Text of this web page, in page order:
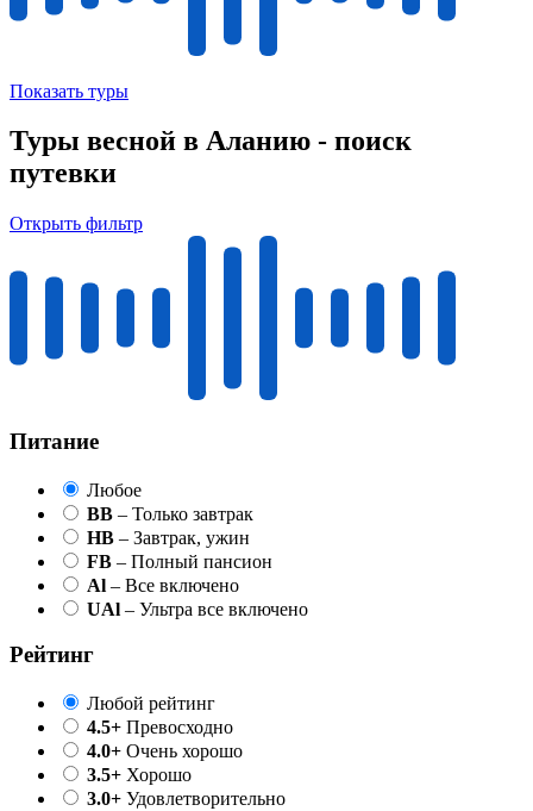
Показать туры
Туры весной в Аланию - поиск
путевки
Открыть фильтр
Питание
Любое
BB – Только завтрак
HB – Завтрак, ужин
FB – Полный пансион
Al – Все включено
UAl – Ультра все включено
Рейтинг
Любой рейтинг
4.5+ Превосходно
4.0+ Очень хорошо
3.5+ Хорошо
3.0+ Удовлетворительно